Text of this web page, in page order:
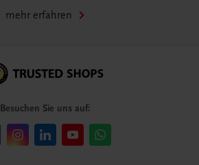
mehr erfahren
Besuchen Sie uns auf: